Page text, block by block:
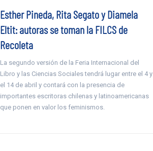
Esther Pineda, Rita Segato y Diamela
Eltit: autoras se toman la FILCS de
Recoleta
La segundo versión de la Feria Internacional del
Libro y las Ciencias Sociales tendrá lugar entre el 4 y
el 14 de abril y contará con la presencia de
importantes escritoras chilenas y latinoamericanas
que ponen en valor los feminismos.